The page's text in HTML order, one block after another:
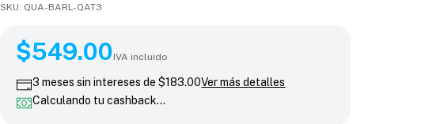
SKU: QUA-BARL-QAT3
$549.00
$549.00IVA incluido
3 meses sin intereses de$183.00Ver más detalles
Calculando tu cashback…